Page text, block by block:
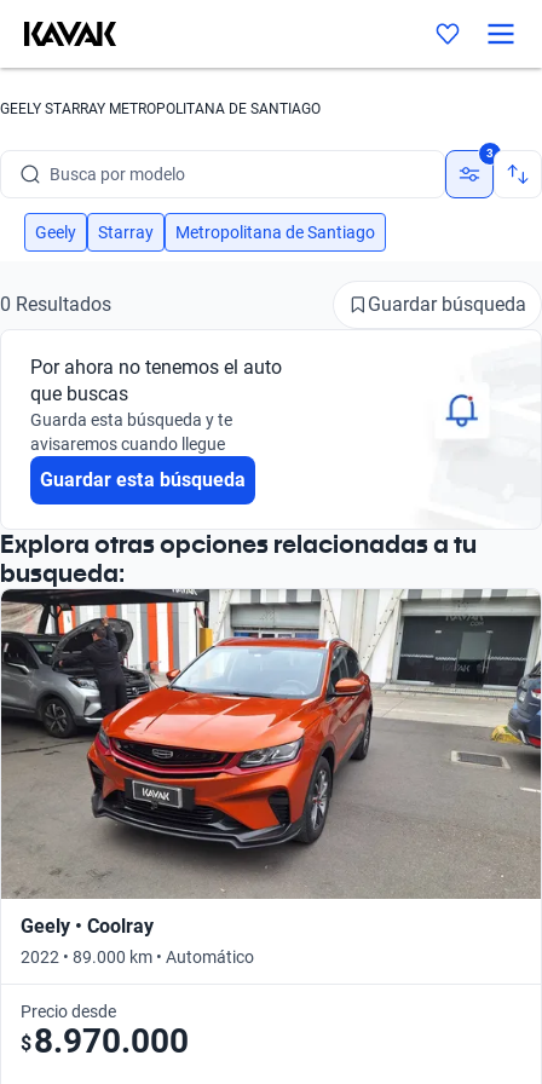
GEELY STARRAY METROPOLITANA DE SANTIAGO
Busca por modelo
Busca por versión
Busca por marca
Busca por modelo
Busca por versión
3
Geely Starray Metropolitana de Santiago
0 Resultados Guardar búsqueda
Por ahora no tenemos el auto
que buscas
Guarda esta búsqueda y te
avisaremos cuando llegue
Guardar esta búsqueda
Explora otras opciones relacionadas a tu
busqueda:
Geely • Coolray
2022 • 89.000 km • Automático
Precio desde
$8.970.000